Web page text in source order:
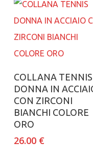
Aggiungi al carrello
COLLANA TENNIS
DONNA IN
CON ZIRCONI
BIANCHI COLORE
ORO
26.00 €